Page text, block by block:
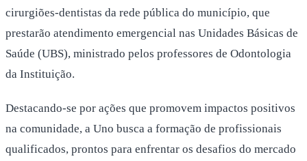
cirurgiões-dentistas da rede pública do município, que
prestarão atendimento emergencial nas Unidades Básicas de
Saúde (UBS), ministrado pelos professores de Odontologia
da Instituição.
Destacando-se por ações que promovem impactos positivos
na comunidade, a Uno busca a formação de profissionais
qualificados, prontos para enfrentar os desafios do mercado